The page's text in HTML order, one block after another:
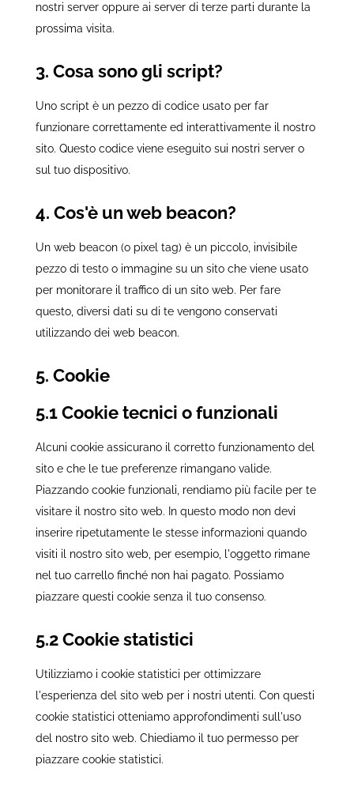
nostri server oppure ai server di terze parti durante la
prossima visita.
3. Cosa sono gli script?
Uno script è un pezzo di codice usato per far
funzionare correttamente ed interattivamente il nostro
sito. Questo codice viene eseguito sui nostri server o
sul tuo dispositivo.
4. Cos'è un web beacon?
Un web beacon (o pixel tag) è un piccolo, invisibile
pezzo di testo o immagine su un sito che viene usato
per monitorare il traffico di un sito web. Per fare
questo, diversi dati su di te vengono conservati
utilizzando dei web beacon.
5. Cookie
5.1 Cookie tecnici o funzionali
Alcuni cookie assicurano il corretto funzionamento del
sito e che le tue preferenze rimangano valide.
Piazzando cookie funzionali, rendiamo più facile per te
visitare il nostro sito web. In questo modo non devi
inserire ripetutamente le stesse informazioni quando
visiti il nostro sito web, per esempio, l'oggetto rimane
nel tuo carrello finché non hai pagato. Possiamo
piazzare questi cookie senza il tuo consenso.
5.2 Cookie statistici
Utilizziamo i cookie statistici per ottimizzare
l'esperienza del sito web per i nostri utenti. Con questi
cookie statistici otteniamo approfondimenti sull'uso
del nostro sito web. Chiediamo il tuo permesso per
piazzare cookie statistici.